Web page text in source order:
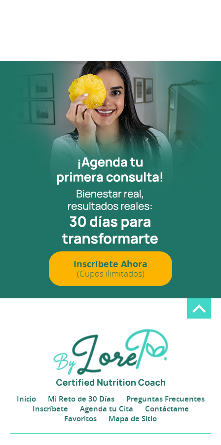
Inscríbete Ahora
(Cupos ilimitados)
Inicio Mi Reto de 30 Días
Preguntas Frecuentes
Inscríbete
Agenda tu Cita
Contáctame
Favoritos
Mapa de Sitio